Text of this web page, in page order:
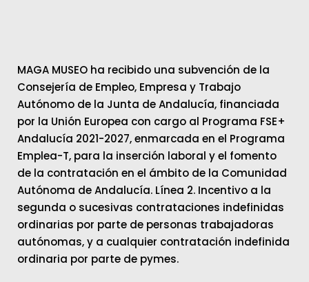
MAGA MUSEO ha recibido una subvención de la
Consejería de Empleo, Empresa y Trabajo
Autónomo de la Junta de Andalucía, financiada
por la Unión Europea con cargo al Programa FSE+
Andalucía 2021-2027, enmarcada en el Programa
Emplea-T, para la inserción laboral y el fomento
de la contratación en el ámbito de la Comunidad
Autónoma de Andalucía. Línea 2. Incentivo a la
segunda o sucesivas contrataciones indefinidas
ordinarias por parte de personas trabajadoras
autónomas, y a cualquier contratación indefinida
ordinaria por parte de pymes.